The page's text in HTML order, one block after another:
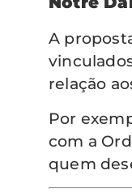
A
relação
Por
com a
quem